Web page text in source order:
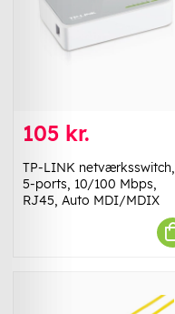
105 kr.
TP-LINK netværksswitch,
5-ports, 10/100 Mbps,
RJ45, Auto MDI/MDIX